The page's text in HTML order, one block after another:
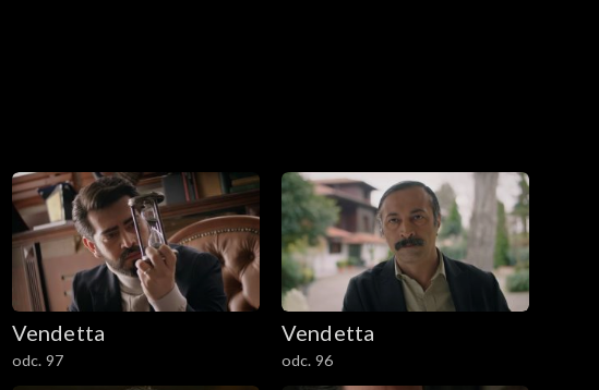
Vendetta
odc. 97
Vendetta
odc. 96